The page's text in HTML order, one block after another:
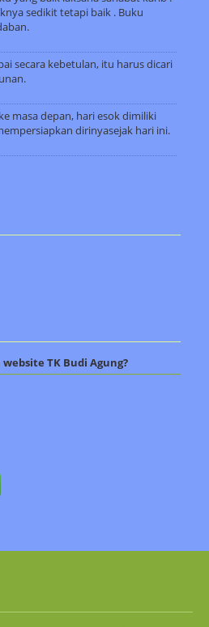
sedikit tetapi baik . Buku
secara kebetulan, itu harus dicari
masa depan, hari esok dimiliki
dirinyasejak hari ini.
TK Budi Agung?